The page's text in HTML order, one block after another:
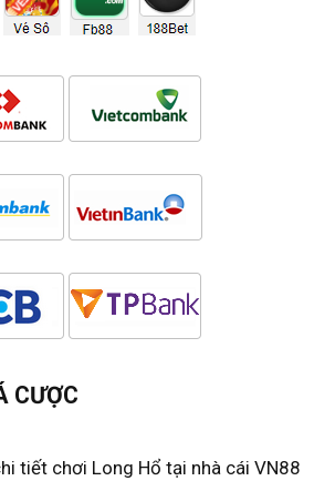
CƯỢC
tiết chơi Long Hổ tại nhà cái VN88